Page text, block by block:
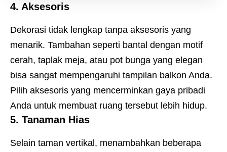
4. Aksesoris
Dekorasi tidak lengkap tanpa aksesoris yang
menarik. Tambahan seperti bantal dengan motif
cerah, taplak meja, atau pot bunga yang elegan
bisa sangat mempengaruhi tampilan balkon Anda.
Pilih aksesoris yang mencerminkan gaya pribadi
Anda untuk membuat ruang tersebut lebih hidup.
5. Tanaman Hias
Selain taman vertikal, menambahkan beberapa